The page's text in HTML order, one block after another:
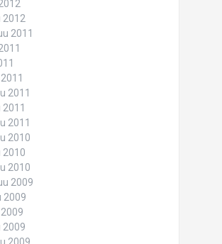
2012
2011
2011
2011
2010
2010
2010
2009
2009
2009